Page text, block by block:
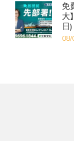
免
大
日)
08/